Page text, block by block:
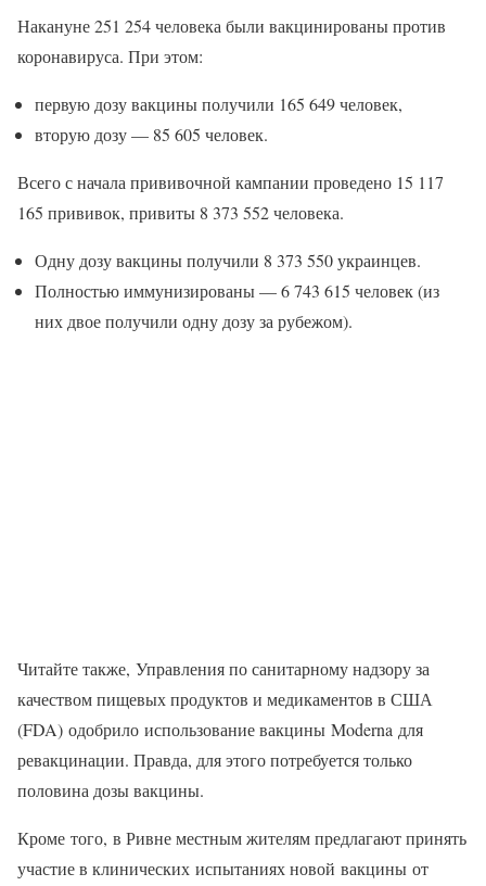
Накануне 251 254 человека были вакцинированы против
коронавируса. При этом:
первую дозу вакцины получили 165 649 человек,
вторую дозу — 85 605 человек.
Всего с начала прививочной кампании проведено 15 117
165 прививок, привиты 8 373 552 человека.
Одну дозу вакцины получили 8 373 550 украинцев.
Полностью иммунизированы — 6 743 615 человек (из
них двое получили одну дозу за рубежом).
Читайте также, Управления по санитарному надзору за
качеством пищевых продуктов и медикаментов в США
(FDA) одобрило использование вакцины Moderna для
ревакцинации. Правда, для этого потребуется только
половина дозы вакцины.
Кроме того, в Ривне местным жителям предлагают принять
участие в клинических испытаниях новой вакцины от